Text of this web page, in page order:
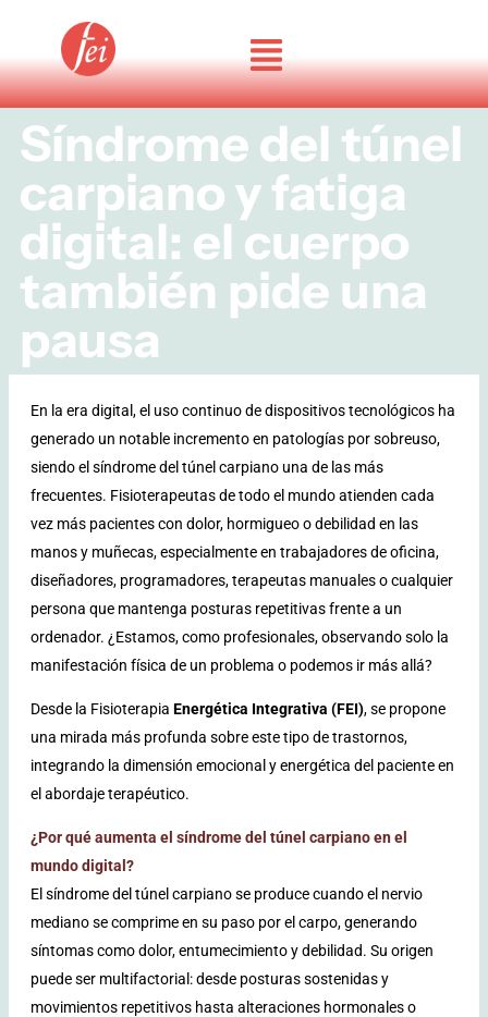
contenido
Síndrome del túnel
carpiano y fatiga
digital: el cuerpo
también pide una
pausa
En la era digital, el uso continuo de dispositivos tecnológicos ha
generado un notable incremento en patologías por sobreuso,
siendo el síndrome del túnel carpiano una de las más
frecuentes. Fisioterapeutas de todo el mundo atienden cada
vez más pacientes con dolor, hormigueo o debilidad en las
manos y muñecas, especialmente en trabajadores de oficina,
diseñadores, programadores, terapeutas manuales o cualquier
persona que mantenga posturas repetitivas frente a un
ordenador. ¿Estamos, como profesionales, observando solo la
manifestación física de un problema o podemos ir más allá?
Desde la Fisioterapia Energética Integrativa (FEI), se propone
una mirada más profunda sobre este tipo de trastornos,
integrando la dimensión emocional y energética del paciente en
el abordaje terapéutico.
¿Por qué aumenta el síndrome del túnel carpiano en el
mundo digital?
El síndrome del túnel carpiano se produce cuando el nervio
mediano se comprime en su paso por el carpo, generando
síntomas como dolor, entumecimiento y debilidad. Su origen
puede ser multifactorial: desde posturas sostenidas y
movimientos repetitivos hasta alteraciones hormonales o